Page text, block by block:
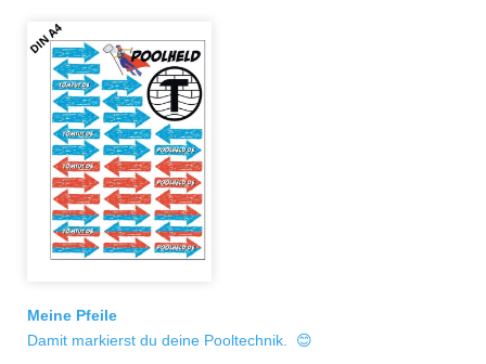
Meine Pfeile
Damit markierst du deine Pooltechnik. 😊